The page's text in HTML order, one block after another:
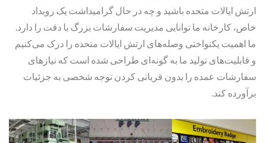
ارتش ایالات متحده باشید و چه در حال گرامیداشت یک رویداد
خاص، کارخانه ما توانایی مدیریت سفارشات بزرگ با دقت را دارد.
ما اهمیت یکنواختی وصله‌های ارتش ایالات متحده را درک می‌کنیم
و قابلیت‌های تولید ما به گونه‌ای طراحی شده است که نیازهای
سفارشات عمده را بدون قربانی کردن توجه شخصی به جزئیات
برآورده کند.